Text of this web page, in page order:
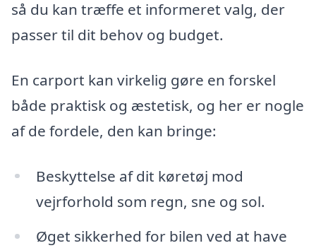
så du kan træffe et informeret valg, der
passer til dit behov og budget.
En carport kan virkelig gøre en forskel
både praktisk og æstetisk, og her er nogle
af de fordele, den kan bringe:
Beskyttelse af dit køretøj mod
vejrforhold som regn, sne og sol.
Øget sikkerhed for bilen ved at have